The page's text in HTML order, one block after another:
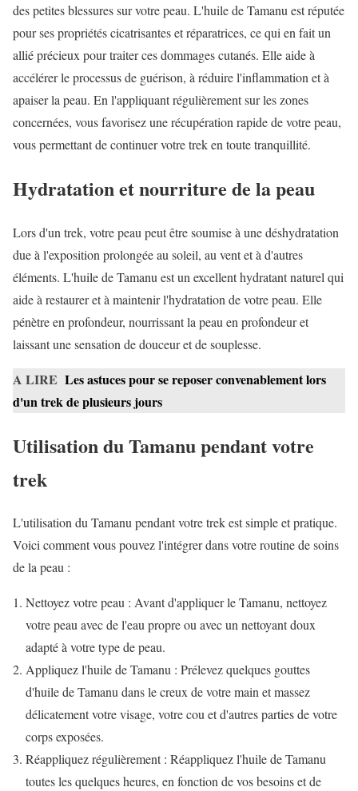
des petites blessures sur votre peau. L'huile de Tamanu est réputée
pour ses propriétés cicatrisantes et réparatrices, ce qui en fait un
allié précieux pour traiter ces dommages cutanés. Elle aide à
accélérer le processus de guérison, à réduire l'inflammation et à
apaiser la peau. En l'appliquant régulièrement sur les zones
concernées, vous favorisez une récupération rapide de votre peau,
vous permettant de continuer votre trek en toute tranquillité.
Hydratation et nourriture de la peau
Lors d'un trek, votre peau peut être soumise à une déshydratation
due à l'exposition prolongée au soleil, au vent et à d'autres
éléments. L'huile de Tamanu est un excellent hydratant naturel qui
aide à restaurer et à maintenir l'hydratation de votre peau. Elle
pénètre en profondeur, nourrissant la peau en profondeur et
laissant une sensation de douceur et de souplesse.
A LIRE Les astuces pour se reposer convenablement lors
d'un trek de plusieurs jours
Utilisation du Tamanu pendant votre
trek
L'utilisation du Tamanu pendant votre trek est simple et pratique.
Voici comment vous pouvez l'intégrer dans votre routine de soins
de la peau :
Nettoyez votre peau : Avant d'appliquer le Tamanu, nettoyez
votre peau avec de l'eau propre ou avec un nettoyant doux
adapté à votre type de peau.
Appliquez l'huile de Tamanu : Prélevez quelques gouttes
d'huile de Tamanu dans le creux de votre main et massez
délicatement votre visage, votre cou et d'autres parties de votre
corps exposées.
Réappliquez régulièrement : Réappliquez l'huile de Tamanu
toutes les quelques heures, en fonction de vos besoins et de